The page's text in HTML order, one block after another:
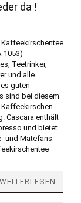
da !
Kaffeekirschentee
1053)
Teetrinker,
und alle
guten
sind bei diesem
Cascara enthält
und bietet
und Matefans
WEITERLESEN